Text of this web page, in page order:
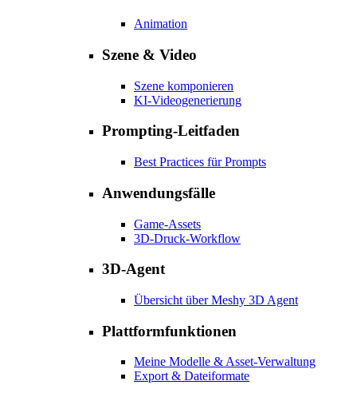
Animation
Szene & Video
Szene komponieren
KI-Videogenerierung
Prompting-Leitfaden
Best Practices für Prompts
Anwendungsfälle
Game-Assets
3D-Druck-Workflow
3D-Agent
Übersicht über Meshy 3D Agent
Plattformfunktionen
Meine Modelle & Asset-Verwaltung
Export & Dateiformate